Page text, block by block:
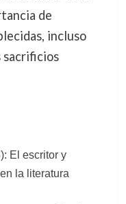
de
incluso
sacrificios
El escritor y
la literatura